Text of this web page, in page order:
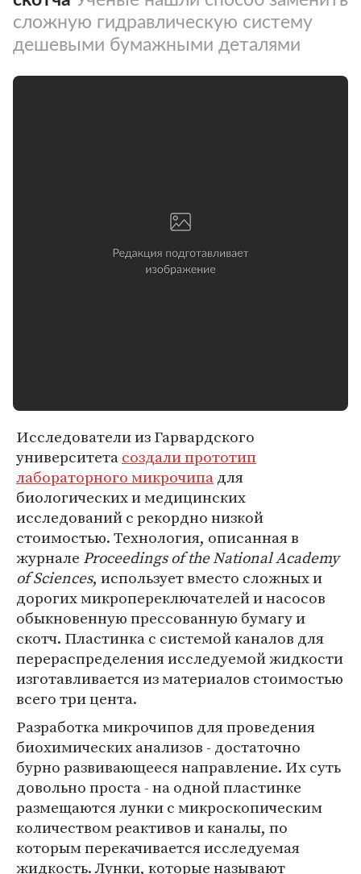
сложную гидравлическую систему
дешевыми бумажными деталями
Исследователи из Гарвардского
университетасоздали прототип
лабораторного микрочипадля
биологических и медицинских
исследований с рекордно низкой
стоимостью. Технология, описанная в
журнале Proceedings of the National Academy
of Sciences, использует вместо сложных и
дорогих микропереключателей и насосов
обыкновенную прессованную бумагу и
скотч. Пластинка с системой каналов для
перераспределения исследуемой жидкости
изготавливается из материалов стоимостью
всего три цента.
Разработка микрочипов для проведения
биохимических анализов - достаточно
бурно развивающееся направление. Их суть
довольно проста - на одной пластинке
размещаются лунки с микроскопическим
количеством реактивов и каналы, по
которым перекачивается исследуемая
жидкость. Лунки, которые называют